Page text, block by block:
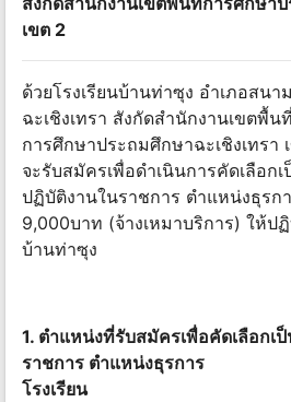
เขต 2
ด้วยโรงเรียนบ้านท่าซุง อำเภอสนา
ฉะเชิงเทรา สังกัดสำนักงานเขตพื้นที่
การศึกษาประถมศึกษาฉะเชิงเทรา
จะรับสมัครเพื่อดำเนินการคัดเลือกเ
ปฏิบัติงานในราชการ ตำแหน่งธุรก
9,000บาท (จ้างเหมาบริการ) ให้ป
บ้านท่าซุง
1. ตำแหน่งที่รับสมัครเพื่อคัดเลือกเ
ราชการ ตำแหน่งธุรการ
โรงเรียน